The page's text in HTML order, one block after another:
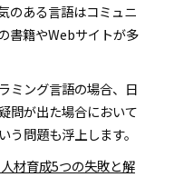
のある言語はコミュニ
書籍やWebサイトが多
ミング言語の場合、日
問が出た場合において
問題も浮上します。
材育成5つの失敗と解